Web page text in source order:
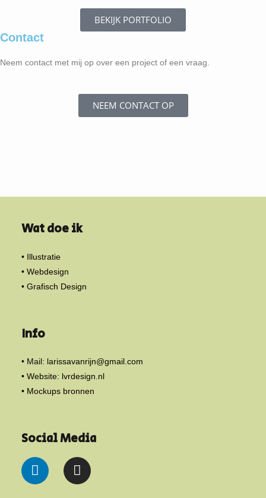
BEKIJK PORTFOLIO
Contact
Neem contact met mij op over een project of een vraag.
NEEM CONTACT OP
Wat doe ik
• Illustratie
• Webdesign
• Grafisch Design
Info
• Mail: larissavanrijn@gmail.com
• Website: lvrdesign.nl
• Mockups bronnen
Social Media